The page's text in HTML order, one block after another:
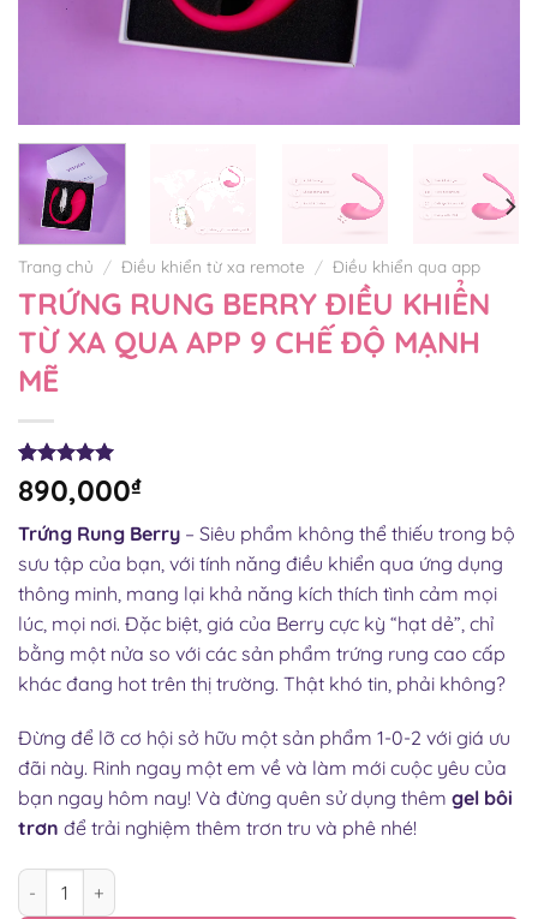
Trang chủ / Điều khiển từ xa remote / Điều khiển qua app
TRỨNG RUNG BERRY ĐIỀU KHIỂN
TỪ XA QUA APP 9 CHẾ ĐỘ MẠNH
MẼ
4.93 trên 5
dựa trên
41
890,000₫
Trứng Rung Berry – Siêu phẩm không thể thiếu trong bộ
sưu tập của bạn, với tính năng điều khiển qua ứng dụng
thông minh, mang lại khả năng kích thích tình cảm mọi
lúc, mọi nơi. Đặc biệt, giá của Berry cực kỳ “hạt dẻ”, chỉ
bằng một nửa so với các sản phẩm trứng rung cao cấp
khác đang hot trên thị trường. Thật khó tin, phải không?
Đừng để lỡ cơ hội sở hữu một sản phẩm 1-0-2 với giá ưu
đãi này. Rinh ngay một em về và làm mới cuộc yêu của
bạn ngay hôm nay! Và đừng quên sử dụng thêm gel bôi
trơn để trải nghiệm thêm trơn tru và phê nhé!
TRỨNG RUNG BERRY ĐIỀU KHIỂN TỪ XA QUA APP 9 CHẾ ĐỘ